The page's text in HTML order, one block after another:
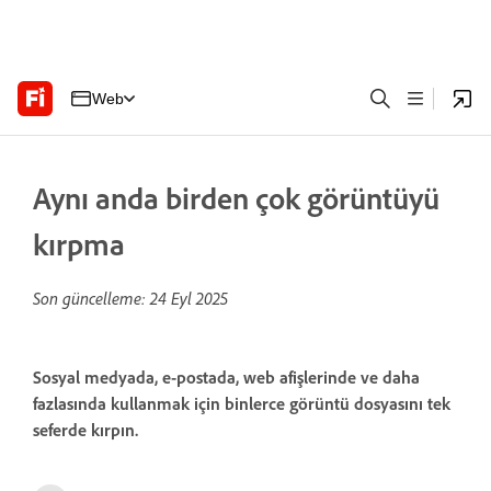
Web
Aynı anda birden çok görüntüyü
kırpma
Son güncelleme:24 Eyl 2025
Sosyal medyada, e-postada, web afişlerinde ve daha
fazlasında kullanmak için binlerce görüntü dosyasını tek
seferde kırpın.